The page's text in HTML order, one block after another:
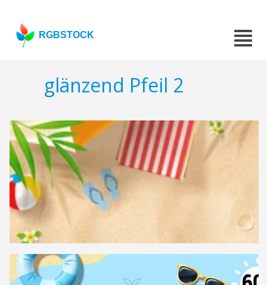
RGBSTOCK
glänzend Pfeil 2